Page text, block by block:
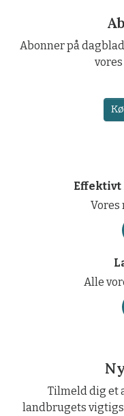
Abonner på
Effektivt
Vores
Alle
Tilmeld dig et
landbrugets